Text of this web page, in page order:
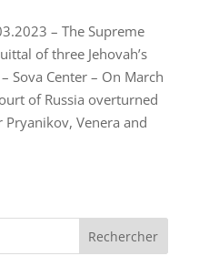
– The Supreme
of three Jehovah’s
Sova Center – On March
of Russia overturned
Venera and